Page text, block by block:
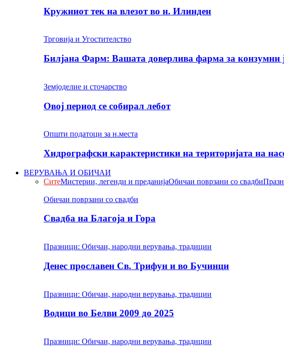
Кружниот тек на влезот во н. Илинден
Трговија и Угостителство
Билјана Фарм: Вашата доверлива фарма за конзумни
Земјоделие и сточарство
Овој период се собирал лебот
Општи податоци за н.места
Хидрографски карактеристики на територијата на
ВЕРУВАЊА И ОБИЧАИ
СитеМистерии, легенди и преданијаОбичаи поврзани со свадби
Обичаи поврзани со свадби
Свадба на Благоја и Гора
Празници: Обичаи, народни верувања, традиции
Денес прославен Св. Трифун и во Бучинци
Празници: Обичаи, народни верувања, традиции
Водици во Белви 2009 до 2025
Празници: Обичаи, народни верувања, традиции